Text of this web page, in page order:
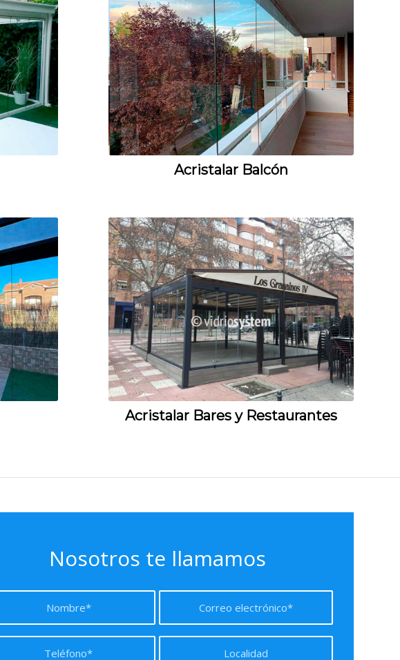
Acristalar Balcón
Acristalar Bares y Restaurantes
Nosotros te llamamos